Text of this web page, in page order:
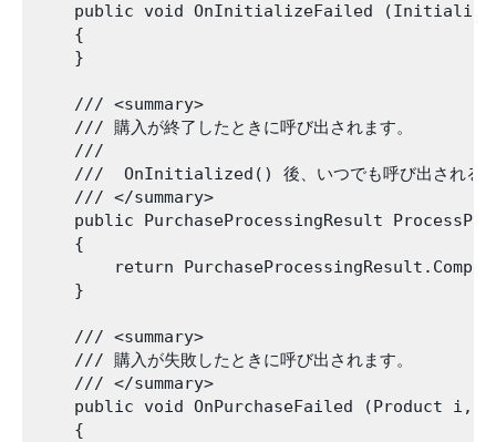
public void OnInitializeFailed
    {
    }
    /// <summary>
    /// 購入が終了したときに呼び出されます。
    ///
///  OnInitialized() 後、いつでも呼び出される
    /// </summary>
public PurchaseProcessingResult
    {
return
    }
    /// <summary>
    /// 購入が失敗したときに呼び出されます。
    /// </summary>
public void OnPurchaseFailed (Product i,
    {